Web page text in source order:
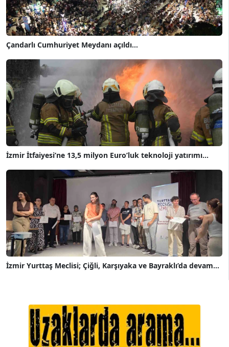
Çandarlı Cumhuriyet Meydanı açıldı...
İzmir İtfaiyesi’ne 13,5 milyon Euro’luk teknoloji yatırımı...
İzmir Yurttaş Meclisi; Çiğli, Karşıyaka ve Bayraklı’da devam...